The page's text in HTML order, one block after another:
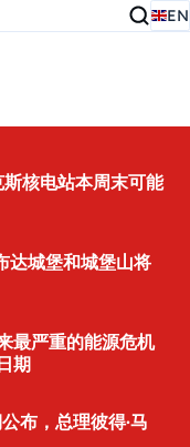
EN
核电站本周末可能
达城堡和城堡山将
最严重的能源危机
期
布，总理彼得·马